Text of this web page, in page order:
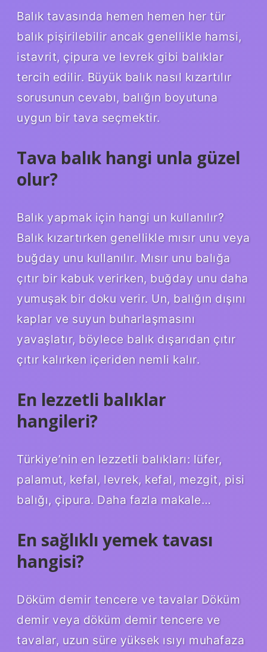
Balık tavasında hemen hemen her tür
balık pişirilebilir ancak genellikle hamsi,
istavrit, çipura ve levrek gibi balıklar
tercih edilir. Büyük balık nasıl kızartılır
sorusunun cevabı, balığın boyutuna
uygun bir tava seçmektir.
Tava balık hangi unla güzel
olur?
Balık yapmak için hangi un kullanılır?
Balık kızartırken genellikle mısır unu veya
buğday unu kullanılır. Mısır unu balığa
çıtır bir kabuk verirken, buğday unu daha
yumuşak bir doku verir. Un, balığın dışını
kaplar ve suyun buharlaşmasını
yavaşlatır, böylece balık dışarıdan çıtır
çıtır kalırken içeriden nemli kalır.
En lezzetli balıklar
hangileri?
Türkiye’nin en lezzetli balıkları: lüfer,
palamut, kefal, levrek, kefal, mezgit, pisi
balığı, çipura. Daha fazla makale…
En sağlıklı yemek tavası
hangisi?
Döküm demir tencere ve tavalar Döküm
demir veya döküm demir tencere ve
tavalar, uzun süre yüksek ısıyı muhafaza